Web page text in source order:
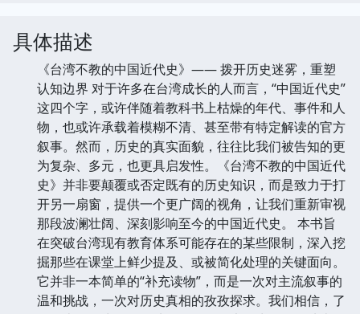
具体描述
《台湾不教的中国近代史》—— 拨开历史迷雾，重塑
认知边界 对于许多在台湾成长的人而言，“中国近代史”
这四个字，或许伴随着教科书上枯燥的年代、事件和人
物，也或许承载着模糊不清、甚至带有特定解读的官方
叙事。然而，历史的真实面貌，往往比我们被告知的更
为复杂、多元，也更具启发性。《台湾不教的中国近代
史》并非要颠覆或否定既有的历史知识，而是致力于打
开另一扇窗，提供一个更广阔的视角，让我们重新审视
那段波澜壮阔、深刻影响至今的中国近代史。 本书旨
在突破台湾现有教育体系可能存在的某些限制，深入挖
掘那些在课堂上鲜少提及、或被简化处理的关键面向。
它并非一本简单的“补充读物”，而是一次对主流叙事的
温和挑战，一次对历史真相的孜孜探求。我们相信，了